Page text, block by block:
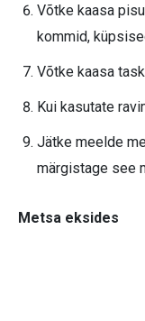
Võtke kaasa
kommid,
Võtke kaasa
Kui kasutate
Jätke meelde
märgistage see
Metsa eksides